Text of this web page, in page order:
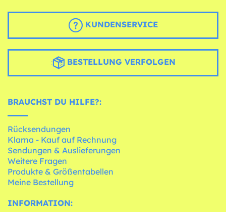
KUNDENSERVICE
BESTELLUNG VERFOLGEN
BRAUCHST DU HILFE?:
Rücksendungen
Klarna - Kauf auf Rechnung
Sendungen & Auslieferungen
Weitere Fragen
Produkte & Größentabellen
Meine Bestellung
INFORMATION: